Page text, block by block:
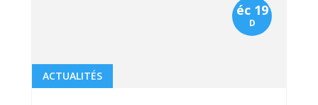
ACTUALITÉS
éc 19
D